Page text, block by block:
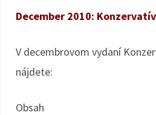
December 2010:
V decembrovom vydaní
nájdete:
Obsah